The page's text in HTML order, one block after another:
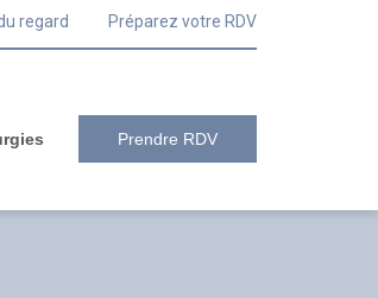
regard Préparez votre RDV
Prendre RDV